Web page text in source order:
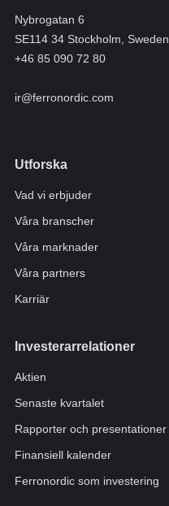
Nybrogatan 6
SE114 34 Stockholm, Sweden
+46 85 090 72 80
ir@ferronordic.com
Utforska
Vad vi erbjuder
Våra branscher
Våra marknader
Våra partners
Karriär
Investerarrelationer
Aktien
Senaste kvartalet
Rapporter och presentationer
Finansiell kalender
Ferronordic som investering